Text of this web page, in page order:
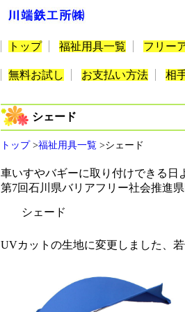
トップ 福祉用具一覧 フリー
無料お試し お支払い方法 相
シェード
トップ>福祉用具一覧 >シェード
車いすやバギーに取り付けできる日
第7回石川県バリアフリー社会推進
シェード
UVカットの生地に変更しました、